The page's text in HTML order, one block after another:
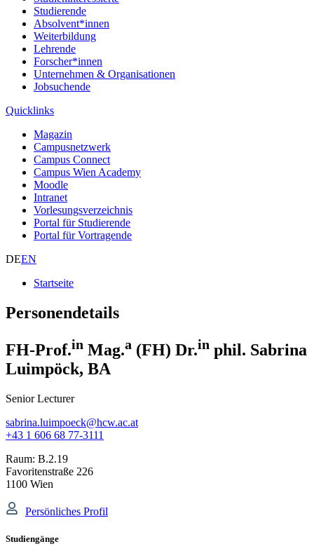
Studierende
Absolvent*innen
Weiterbildung
Lehrende
Forscher*innen
Unternehmen & Organisationen
Jobsuchende
Quicklinks
Magazin
Campusnetzwerk
Campus Connect
Campus Wien Academy
Moodle
Intranet
Vorlesungsverzeichnis
Portal für Studierende
Portal für Vortragende
DEEN
Startseite
Personendetails
FH-Prof.in Mag.a (FH) Dr.in phil. Sabrina
Luimpöck, BA
Senior Lecturer
sabrina.luimpoeck@hcw.ac.at
+43 1 606 68 77-3111
Raum: B.2.19
Favoritenstraße 226
1100 Wien
Persönliches Profil
Studiengänge